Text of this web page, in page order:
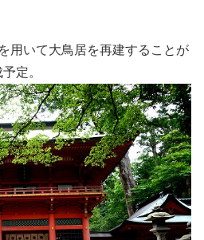
用いて大鳥居を再建することが
定。